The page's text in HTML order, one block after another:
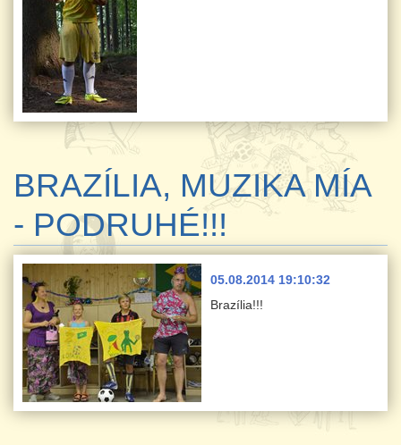
BRAZÍLIA, MUZIKA MÍA
- PODRUHÉ!!!
05.08.2014 19:10:32
Brazília!!!